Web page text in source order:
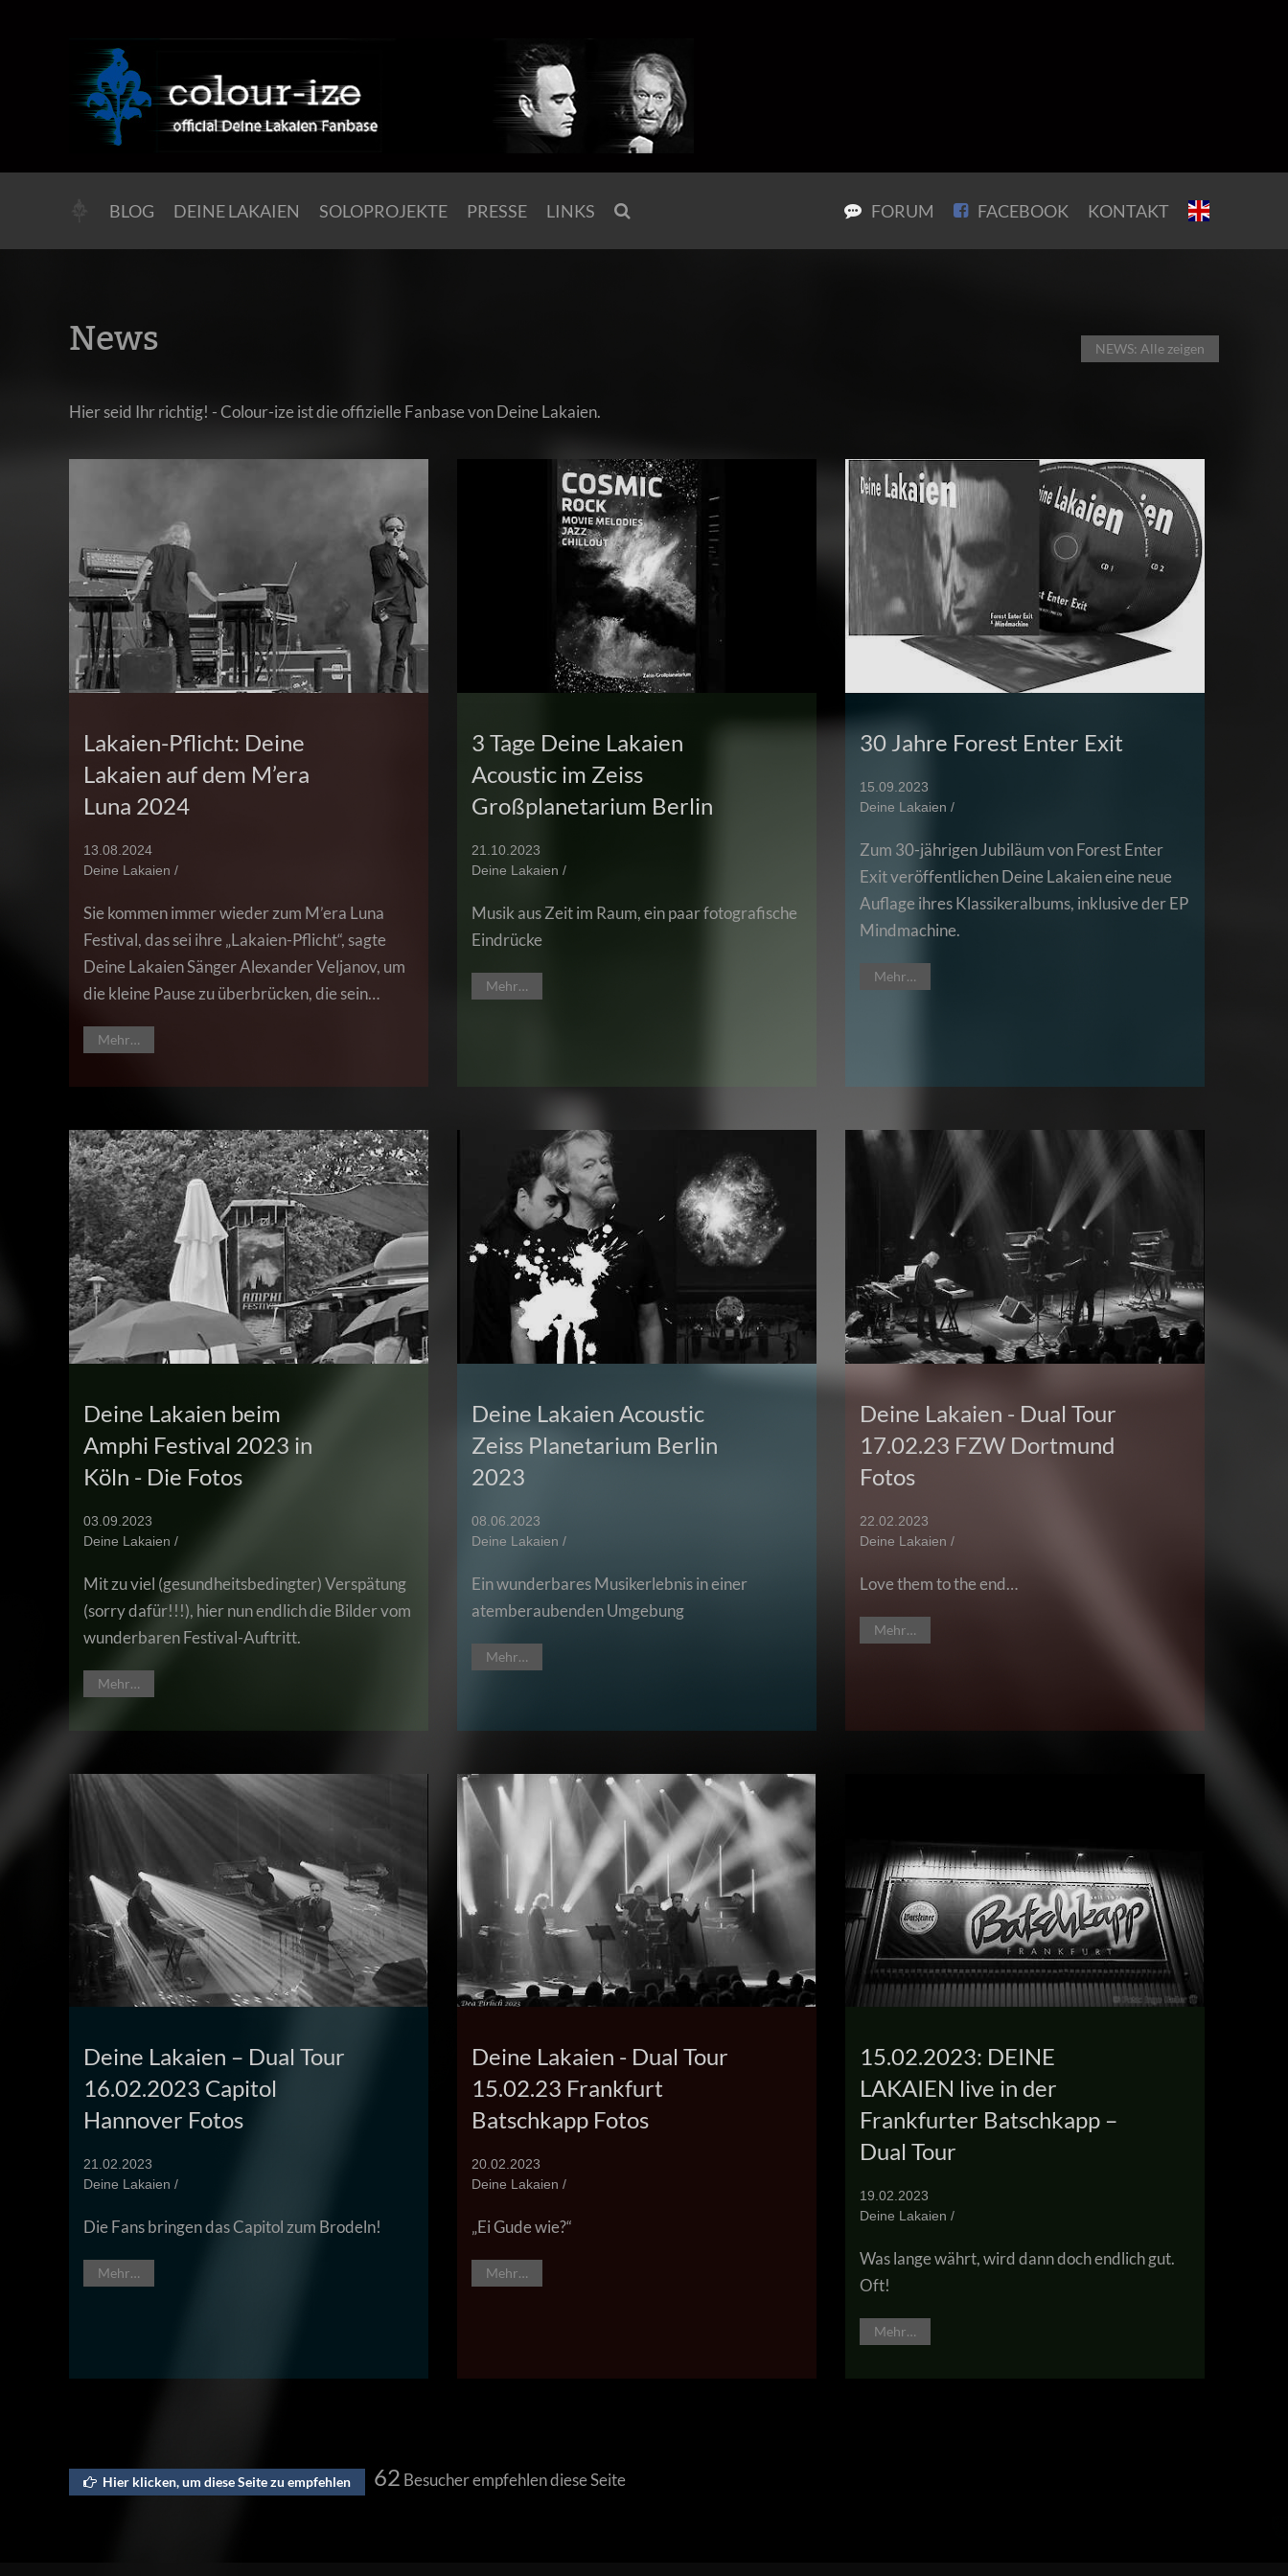
BLOG DEINE LAKAIEN SOLOPROJEKTE PRESSE LINKS FORUM FACEBOOK KONTAKT
News NEWS: Alle zeigen
Hier seid Ihr richtig! - Colour-ize ist die offizielle Fanbase von Deine Lakaien.
Lakaien-Pflicht: Deine
Lakaien auf dem M’era
Luna 2024
13.08.2024
Deine Lakaien /
Sie kommen immer wieder zum M’era Luna
Festival, das sei ihre „Lakaien-Pflicht“, sagte
Deine Lakaien Sänger Alexander Veljanov, um
die kleine Pause zu überbrücken, die sein…
Mehr…
3 Tage Deine Lakaien
Acoustic im Zeiss
Großplanetarium Berlin
21.10.2023
Deine Lakaien /
Musik aus Zeit im Raum, ein paar fotografische
Eindrücke
Mehr…
30 Jahre Forest Enter Exit
15.09.2023
Deine Lakaien /
Zum 30-jährigen Jubiläum von Forest Enter
Exit veröffentlichen Deine Lakaien eine neue
Auflage ihres Klassikeralbums, inklusive der EP
Mindmachine.
Mehr…
Deine Lakaien beim
Amphi Festival 2023 in
Köln - Die Fotos
03.09.2023
Deine Lakaien /
Mit zu viel (gesundheitsbedingter) Verspätung
(sorry dafür!!!), hier nun endlich die Bilder vom
wunderbaren Festival-Auftritt.
Mehr…
Deine Lakaien Acoustic
Zeiss Planetarium Berlin
2023
08.06.2023
Deine Lakaien /
Ein wunderbares Musikerlebnis in einer
atemberaubenden Umgebung
Mehr…
Deine Lakaien - Dual Tour
17.02.23 FZW Dortmund
Fotos
22.02.2023
Deine Lakaien /
Love them to the end…
Mehr…
Deine Lakaien – Dual Tour
16.02.2023 Capitol
Hannover Fotos
21.02.2023
Deine Lakaien /
Die Fans bringen das Capitol zum Brodeln!
Mehr…
Deine Lakaien - Dual Tour
15.02.23 Frankfurt
Batschkapp Fotos
20.02.2023
Deine Lakaien /
„Ei Gude wie?“
Mehr…
15.02.2023: DEINE
LAKAIEN live in der
Frankfurter Batschkapp –
Dual Tour
19.02.2023
Deine Lakaien /
Was lange währt, wird dann doch endlich gut.
Oft!
Mehr…
Hier klicken, um diese Seite zu empfehlen 62 Besucher empfehlen diese Seite